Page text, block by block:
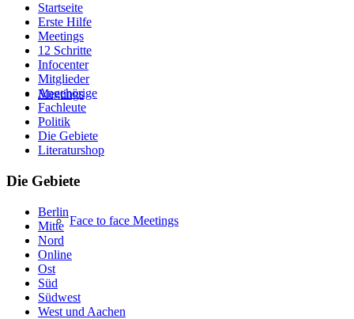
Meetings
Face to face Meetings
Startseite
Erste Hilfe
Meetings
12 Schritte
Infocenter
Mitglieder
Angehörige
Fachleute
Politik
Die Gebiete
Literaturshop
Die Gebiete
Berlin
Mitte
Nord
Online
Ost
Süd
Südwest
West und Aachen